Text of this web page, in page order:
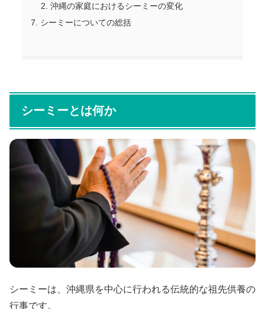
沖縄の家庭におけるシーミーの変化
シーミーについての総括
シーミーとは何か
シーミーは、沖縄県を中心に行われる伝統的な祖先供養の
行事です。